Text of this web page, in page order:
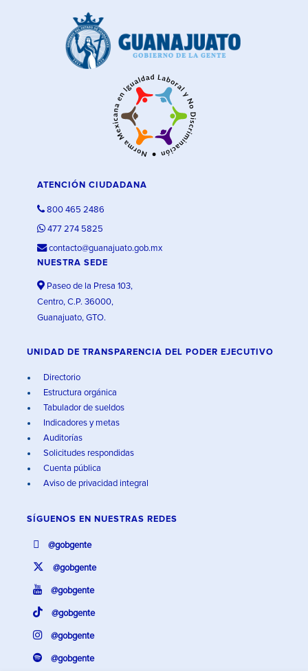
ATENCIÓN CIUDADANA
800 465 2486
477 274 5825
contacto@guanajuato.gob.mx
NUESTRA SEDE
Paseo de la Presa 103,
Centro, C.P. 36000,
Guanajuato, GTO.
UNIDAD DE TRANSPARENCIA DEL PODER EJECUTIVO
Directorio
Estructura orgánica
Tabulador de sueldos
Indicadores y metas
Auditorías
Solicitudes respondidas
Cuenta pública
Aviso de privacidad integral
SÍGUENOS EN NUESTRAS REDES
@gobgente
@gobgente
@gobgente
@gobgente
@gobgente
@gobgente